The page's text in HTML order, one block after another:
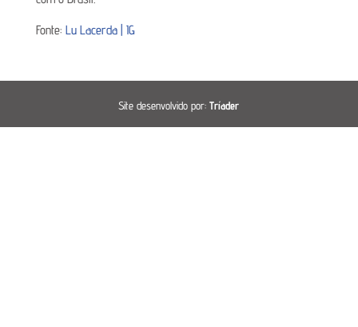
Fonte: Lu Lacerda | IG
Site desenvolvido por:Tríader